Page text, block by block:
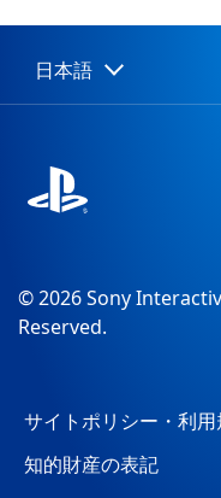
日:
Select
a
Current
region:
日本語
© 2026 Sony
Reserved.
サイトポリシー・利用
知的財産の表記